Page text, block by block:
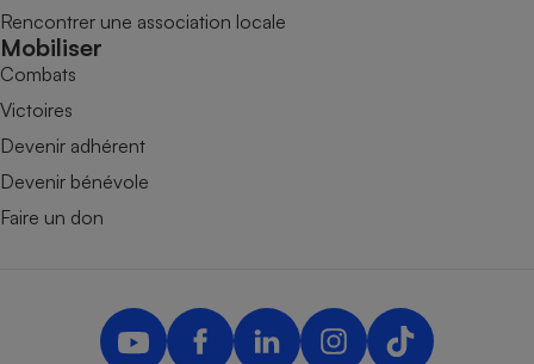
Rencontrer une association locale
Mobiliser
Combats
Victoires
Devenir adhérent
Devenir bénévole
Faire un don